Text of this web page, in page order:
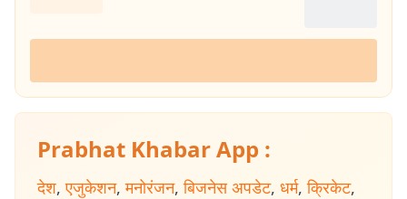
Prabhat Khabar App :
देश, एजुकेशन, मनोरंजन, बिजनेस अपडेट, धर्म, क्रिकेट,